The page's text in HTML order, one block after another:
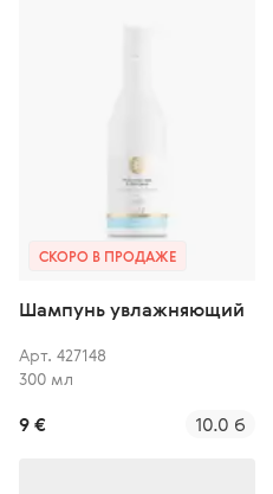
СКОРО В ПРОДАЖЕ
Шампунь увлажняющий
Арт. 427148
300 мл
9 € 10.0 б